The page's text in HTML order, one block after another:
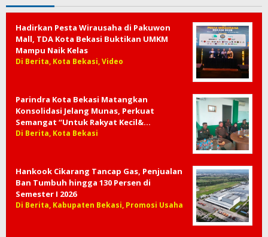
Hadirkan Pesta Wirausaha di Pakuwon
Mall, TDA Kota Bekasi Buktikan UMKM
Mampu Naik Kelas
Di Berita, Kota Bekasi, Video
Parindra Kota Bekasi Matangkan
Konsolidasi Jelang Munas, Perkuat
Semangat “Untuk Rakyat Kecil&…
Di Berita, Kota Bekasi
Hankook Cikarang Tancap Gas, Penjualan
Ban Tumbuh hingga 130 Persen di
Semester I 2026
Di Berita, Kabupaten Bekasi, Promosi Usaha